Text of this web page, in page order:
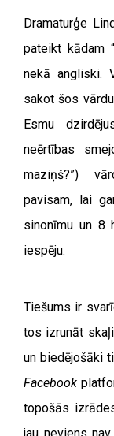
Dramaturģe
pateikt kādam
nekā angliski.
sakot šos
Esmu
neērtības
maziņš?”)
pavisam, lai
sinonīmu un 8
iespēju.
Tiešums ir
tos izrunāt
un biedējošāki
Facebook
topošās
jau neviens